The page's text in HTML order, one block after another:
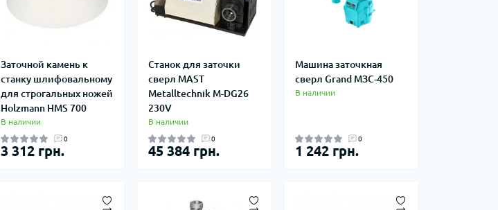
Заточной камень к
станку шлифовальному
для строгальных ножей
Holzmann HMS 700
В наличии
0
3 312 грн.
Станок для заточки
сверл MAST
Metalltechnik M-DG26
230V
В наличии
0
45 384 грн.
Машина заточкная
сверл Grand МЗС-450
В наличии
0
1 242 грн.